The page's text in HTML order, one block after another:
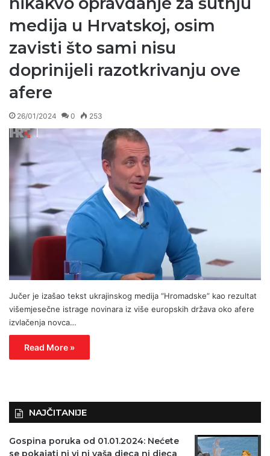
medija u Hrvatskoj, osim
zavisti što sami nisu
doprinijeli razotkrivanju ove
afere
26/01/2024 0 253
Jučer je izašao tekst ukrajinskog medija “Hromadske” kao rezultat
višemjesečne istrage novinara iz više europskih država oko afere
izvlačenja novca…
Read More »
NAJČITANIJE
Gospina poruka od 01.01.2024: Nećete
se pokajati ni vi ni vaša djeca ni djeca